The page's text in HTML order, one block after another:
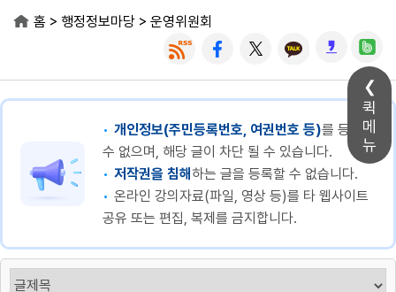
퀵
메
뉴
홈 > 행정정보마당 > 운영위원회
개인정보(주민등록번호, 여권번호 등)를 등록할
수 없으며, 해당 글이 차단 될 수 있습니다.
저작권을 침해하는 글을 등록할 수 없습니다.
온라인 강의자료(파일, 영상 등)를 타 웹사이트
공유 또는 편집, 복제를 금지합니다.